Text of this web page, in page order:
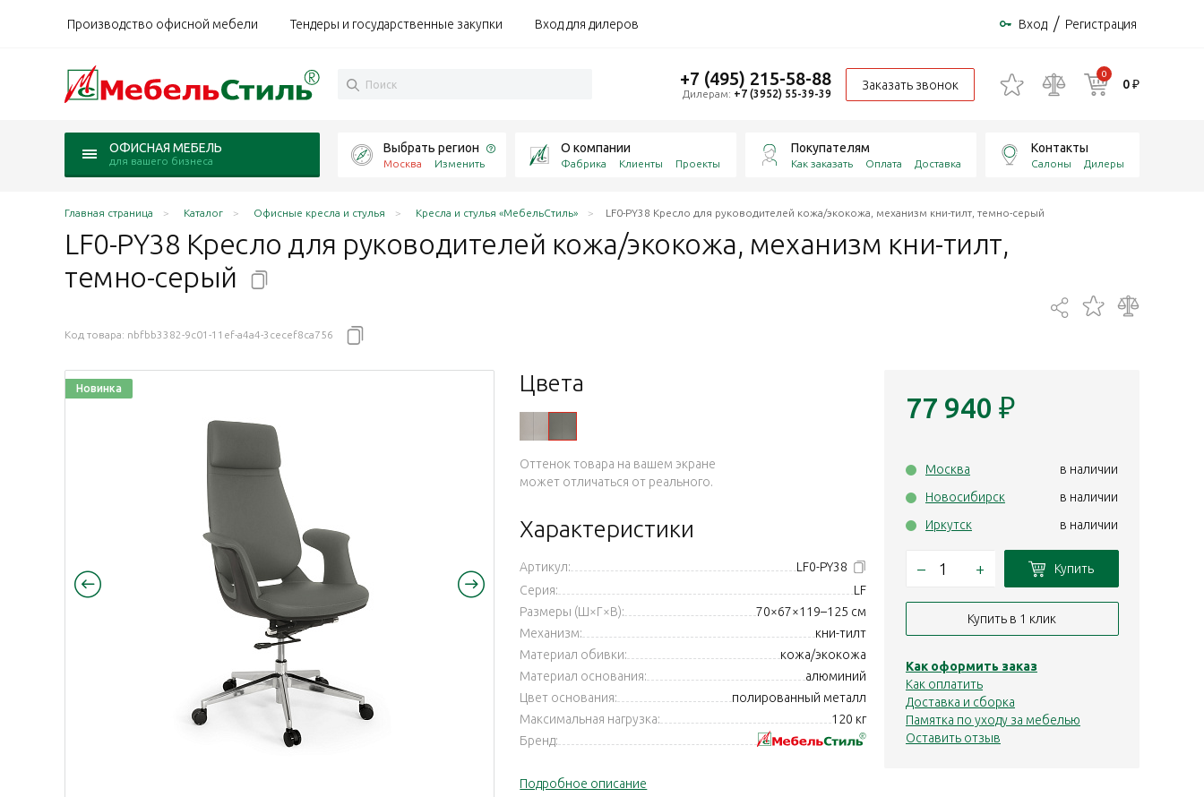
Производство офисной мебели Тендеры и государственные закупки Вход для дилеров Вход / Регистрация
+7 (495) 215-58-88
Дилерам: +7 (3952) 55-39-39
Заказать звонок
0
0 ₽
ОФИСНАЯ МЕБЕЛЬ
для вашего бизнеса
Выбрать регион
Москва Изменить
О компании
Фабрика Клиенты Проекты
Покупателям
Как заказать Оплата Доставка
Контакты
Салоны Дилеры
Главная страница Каталог Офисные кресла и стулья Кресла и стулья «МебельСтиль» LF0-PY38 Кресло для руководителей кожа/экокожа, механизм кни-тилт, темно-серый
LF0-PY38 Кресло для руководителей кожа/экокожа, механизм кни-тилт,
темно-серый
Код товара: nbfbb3382-9c01-11ef-a4a4-3cecef8ca756
Новинка Цвета
полирован.алюминий обивка серо-бежевый 756-98
полирован.алюминий,обивка темно-серый 756-12
Оттенок товара на вашем экране
может отличаться от реального.
Характеристики
Артикул:
LF0-PY38
Серия:
LF
Размеры (Ш×Г×В):
70×67×119–125 см
Механизм:
кни-тилт
Материал обивки:
кожа/экокожа
Материал основания:
алюминий
Цвет основания:
полированный металл
Максимальная нагрузка:
120 кг
Бренд:
Подробное описание
77 940 ₽
Москва
в наличии
Новосибирск
в наличии
Иркутск
в наличии
– + Купить
Купить в 1 клик
Как оформить заказ
Как оплатить
Доставка и сборка
Памятка по уходу за мебелью
Оставить отзыв